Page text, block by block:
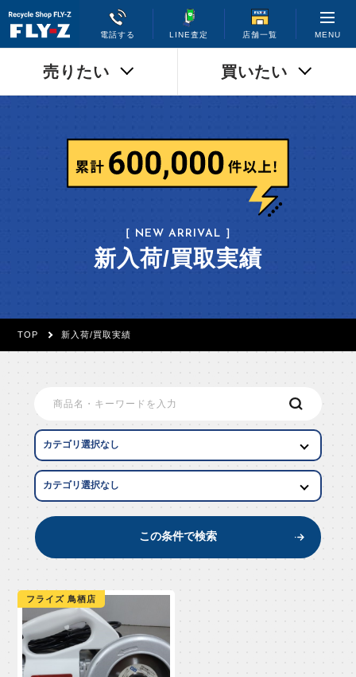
電話する LINE査定 店舗一覧 MENU
売りたい 買いたい
［ NEW ARRIVAL ］
新入荷/買取実績
TOP 新入荷/買取実績
この条件で検索
フライズ 鳥栖店